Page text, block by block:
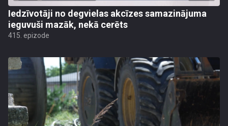
Iedzīvotāji no degvielas akcīzes samazinājuma
ieguvuši mazāk, nekā cerēts
415. epizode